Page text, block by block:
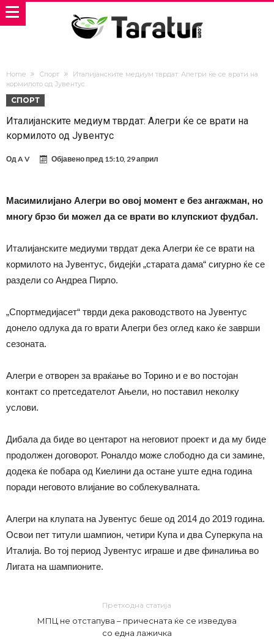
Home Спорт
Италијанските медиум тврдат: Алегри ќе се врати на
кормилото од Јувентус
СПОРТ
Италијанските медиум тврдат: Алегри ќе се врати на
кормилото од Јувентус
ОдA V Објавено пред 15:10, 29 април
Maсимилијано Алегри во овој момент е без ангажман, но
многу брзо би можел да се врати во клупскиот фудбал.
Италијанските медиуми тврдат дека Алегри ќе се врати на
кормилото на Јувентус, бидејќи „старата дама“ сигурно ќе се
раздели со Андреа Пирло.
„Спортмедијасет“ тврди дека раководството на Јувентус
донело одлука да го врати Алегри без оглед како ќе заврши
сезоната.
Алегри е отворен за враќање во Торино и е во постојан
контакт со претседателот Ањели, но поставил неколку
услови.
Дибала да биде во центарот на неговиот проект и да му биде
продолжен договорот. Роналдо може слободно да си замине,
додека ќе побара од Киелини да остане уште една година
поради неговото влијание во соблекувалната.
Алегри на клупата на Јувентус беше од 2014 до 2019 година.
Освои пет титули шампион, четири Купа и два Суперкупа на
Италија. Во тој период Јувентус играше и две финалиња во
Лигата на шампионите.
Претходна статија
МПЦ не отстапува – причесната ќе се изведува
со една лажичка